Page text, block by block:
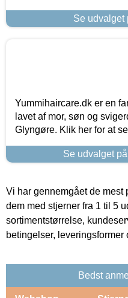
Se udvalget
Yummihaircare.dk er en
lavet af mor, søn og
Glyngøre. Klik her for at
Se udvalget
Vi har gennemgået de
dem med stjerner fra 1 til 5
sortimentstørrelse,
betingelser,
Bedst